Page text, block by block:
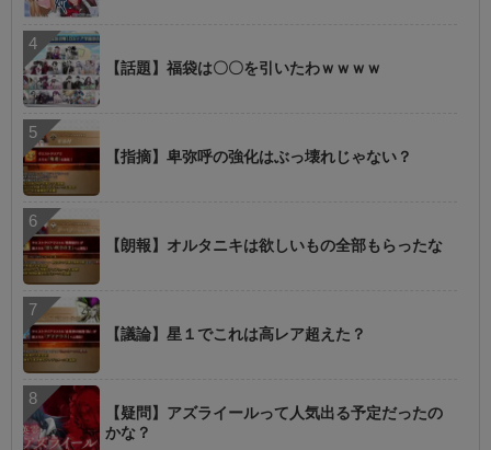
【話題】福袋は〇〇を引いたわｗｗｗｗ
【指摘】卑弥呼の強化はぶっ壊れじゃない？
【朗報】オルタニキは欲しいもの全部もらったな
【議論】星１でこれは高レア超えた？
【疑問】アズライールって人気出る予定だったの
かな？